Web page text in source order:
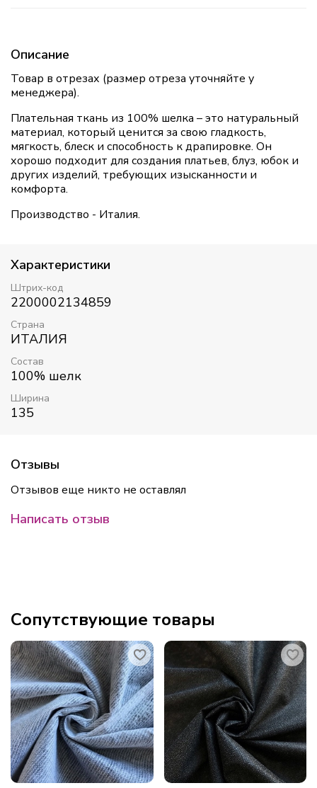
Описание
Товар в отрезах (размер отреза уточняйте у
менеджера).
Плательная ткань из 100% шелка – это натуральный
материал, который ценится за свою гладкость,
мягкость, блеск и способность к драпировке. Он
хорошо подходит для создания платьев, блуз, юбок и
других изделий, требующих изысканности и
комфорта.
Производство - Италия.
Характеристики
Штрих-код
2200002134859
Страна
ИТАЛИЯ
Состав
100% шелк
Ширина
135
Отзывы
Отзывов еще никто не оставлял
Написать отзыв
Сопутствующие товары